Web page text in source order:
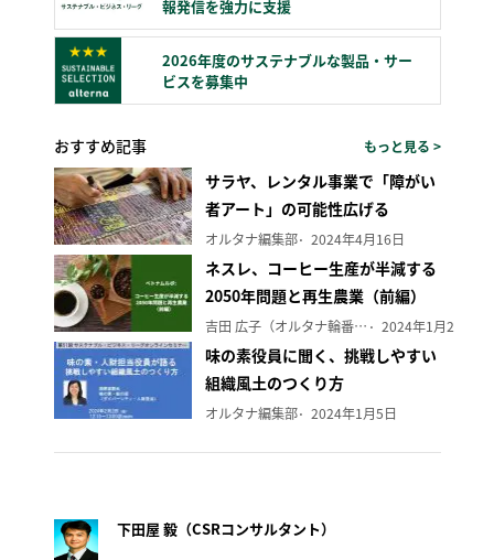
報発信を強力に支援
2026年度のサステナブルな製品・サー
ビスを募集中
おすすめ記事 もっと見る >
サラヤ、レンタル事業で「障がい
者アート」の可能性広げる
オルタナ編集部 2024年4月16日
ネスレ、コーヒー生産が半減する
2050年問題と再生農業（前編）
吉田 広子（オルタナ輪番編集長） 2024年1月29日
味の素役員に聞く、挑戦しやすい
組織風土のつくり方
オルタナ編集部 2024年1月5日
下田屋 毅（CSRコンサルタント）